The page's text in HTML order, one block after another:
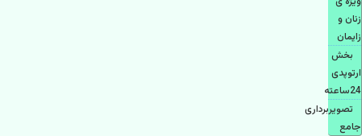
زنان و
زایمان
بخش
ارتوپدی
24ساعته
تصویربرداری
جامع